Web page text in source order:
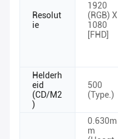
Resolut
ie
1920
(RGB) X
1080
[FHD]
Helderh
eid
(CD/M2
)
500
(Type.)
0.630m
m